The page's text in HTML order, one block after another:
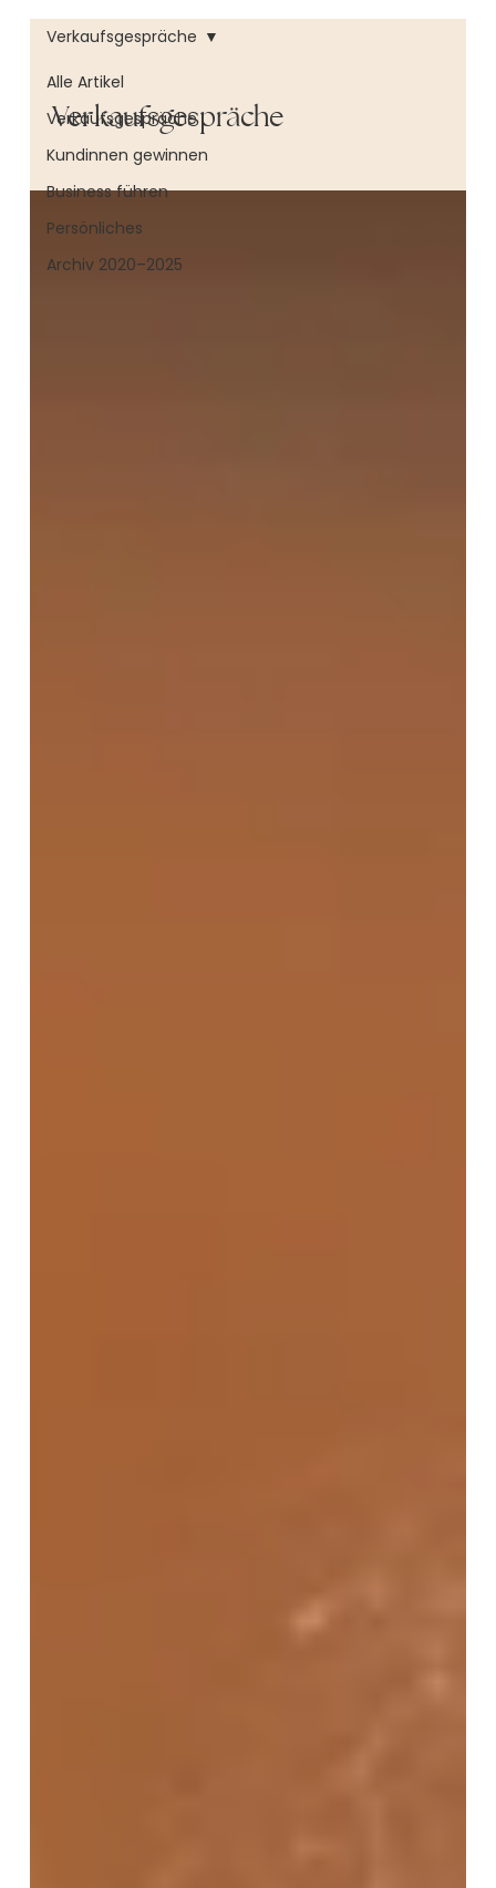
Alle Artikel
Verkaufsgespräche
Kundinnen gewinnen
Business führen
Persönliches
Archiv 2020–2025
Verkaufsgespräche
Verkaufsgespräche